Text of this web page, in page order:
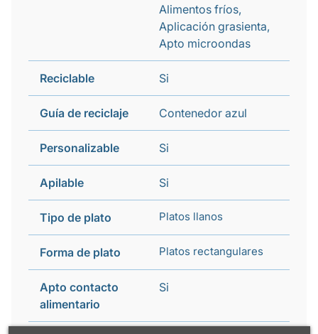
Alimentos fríos,
Aplicación grasienta,
Apto microondas
Reciclable Si
Guía de reciclaje Contenedor azul
Personalizable Si
Apilable Si
Tipo de plato Platos llanos
Forma de plato Platos rectangulares
Apto contacto
alimentario
Si